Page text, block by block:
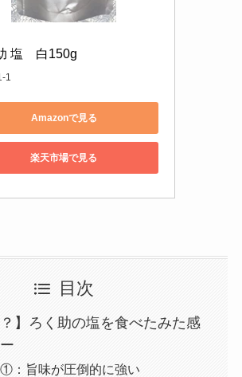
塩　白150g
1
Amazonで見る
楽天市場で見る
目次
？】ろく助の塩を食べたみた感
：旨味が圧倒的に強い